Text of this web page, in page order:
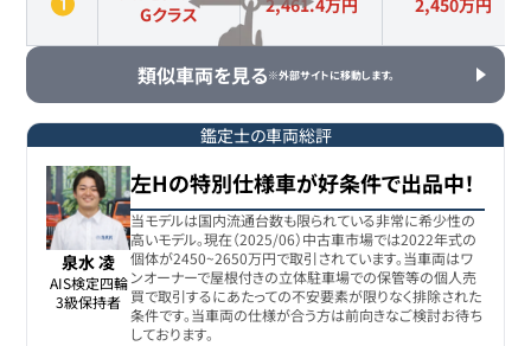
Gクラス 2,461.4万円 2,450万円
類似車両を見る※外部サイトに移動します。
鑑定士の車両総評
泉水 凌
AIS検定四輪
3級保持者
左Hの特別仕様車が好条件で出品中！
当モデルは国内流通台数も限られている非常に希少性の
高いモデル。現在（2025/06）中古車市場では2022年式の
個体が2450~2650万円で取引されています。当車両はワ
ンオーナーで屋根付きの立体駐車場での保管等の個人売
買で取引するにあたっての不安要素が限りなく排除された
条件です。当車両の仕様が合う方は前向きなご検討お待ち
しております。